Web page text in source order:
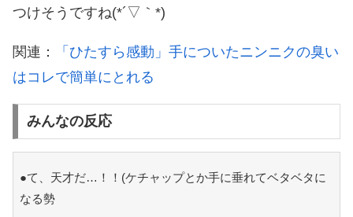
つけそうですね(*´▽｀*)
関連：
「ひたすら感動」手についたニンニクの臭い
はコレで簡単にとれる
みんなの反応
●て、天才だ…！！(ケチャップとか手に垂れてベタベタに
なる勢